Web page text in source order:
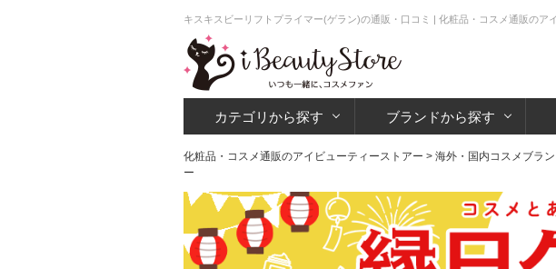
キスキスビーリフトプライマー(ゲラン)の通販・口コミ | 化粧品・コスメ通販のア
カテゴリから探す ブランドから探す
化粧品・コスメ通販のアイビューティーストアー > 海外・国内コスメブラ
ー